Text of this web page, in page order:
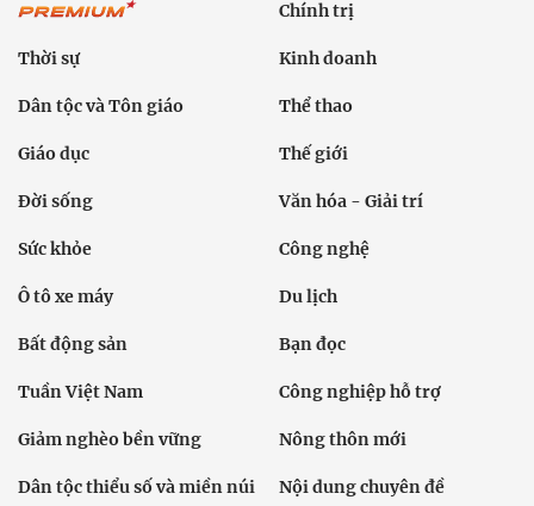
Chính trị
Thời sự Kinh doanh
Dân tộc và Tôn giáo Thể thao
Giáo dục Thế giới
Đời sống Văn hóa - Giải trí
Sức khỏe Công nghệ
Ô tô xe máy Du lịch
Bất động sản Bạn đọc
Tuần Việt Nam Công nghiệp hỗ trợ
Giảm nghèo bền vững Nông thôn mới
Dân tộc thiểu số và miền núi Nội dung chuyên đề